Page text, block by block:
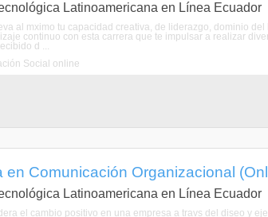
Latinoamericana en Línea Ecuador
al mximo tu capacidad creativa, de liderazgo, dominio
continuo con esta carrera que te impulsar a realizar
d ...
Social online
en Comunicación Organizacional
Latinoamericana en Línea Ecuador
el cambio positivo en una empresa a travs del diseo y